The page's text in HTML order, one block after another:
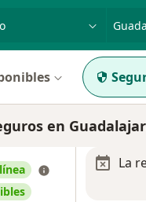
enfermedad o
en
La